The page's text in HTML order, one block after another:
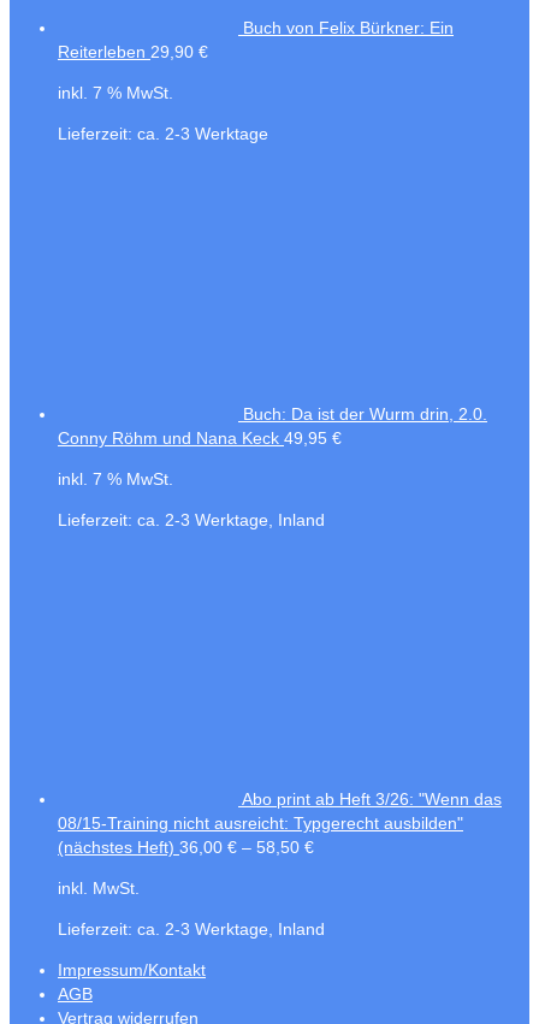
Buch von Felix Bürkner: Ein
Reiterleben 29,90 €
inkl. 7 % MwSt.
Lieferzeit: ca. 2-3 Werktage
Buch: Da ist der Wurm drin, 2.0.
Conny Röhm und Nana Keck 49,95 €
inkl. 7 % MwSt.
Lieferzeit: ca. 2-3 Werktage, Inland
Abo print ab Heft 3/26: "Wenn das
08/15-Training nicht ausreicht: Typgerecht ausbilden"
(nächstes Heft) 36,00 € – 58,50 €
inkl. MwSt.
Lieferzeit: ca. 2-3 Werktage, Inland
Impressum/Kontakt
AGB
Vertrag widerrufen